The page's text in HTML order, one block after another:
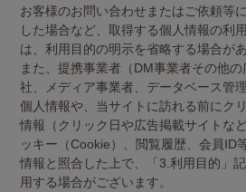
お客様のお問い合わせまたはご依頼等
した場合など、取得する個人情報の利
は、利用目的の明示を省略する場合があ
また、提携事業者（DM事業者その他
社、メディア事業者、データベース管
個人情報や、当サイトに訪れる前にク
情報（クリック日や広告掲載サイトな
ッキー（Cookie）、閲覧履歴、会員ID
情報と照合した上で、「3.利用目的」
用する場合がございます。